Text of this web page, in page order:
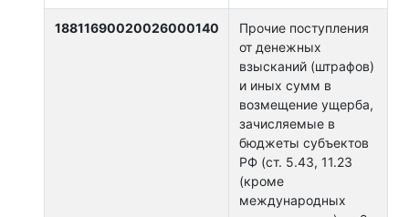
18811690020026000140
Прочие поступления
от денежных
взысканий (штрафов)
и иных сумм в
возмещение ущерба,
зачисляемые в
бюджеты субъектов
РФ (ст. 5.43, 11.23
(кроме
международных